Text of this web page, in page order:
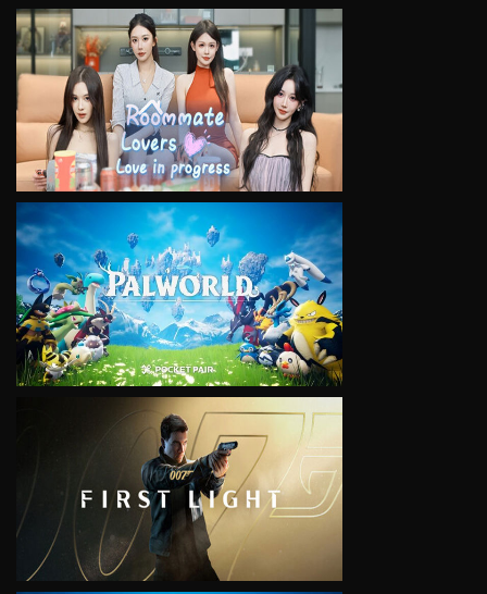
VIEW
VIEW
VIEW